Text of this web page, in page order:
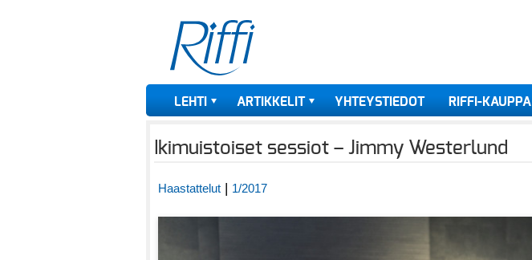
LEHTI ARTIKKELIT YHTEYSTIEDOT RIFFI-KAUPPA
Ikimuistoiset sessiot – Jimmy Westerlund
Haastattelut | 1/2017